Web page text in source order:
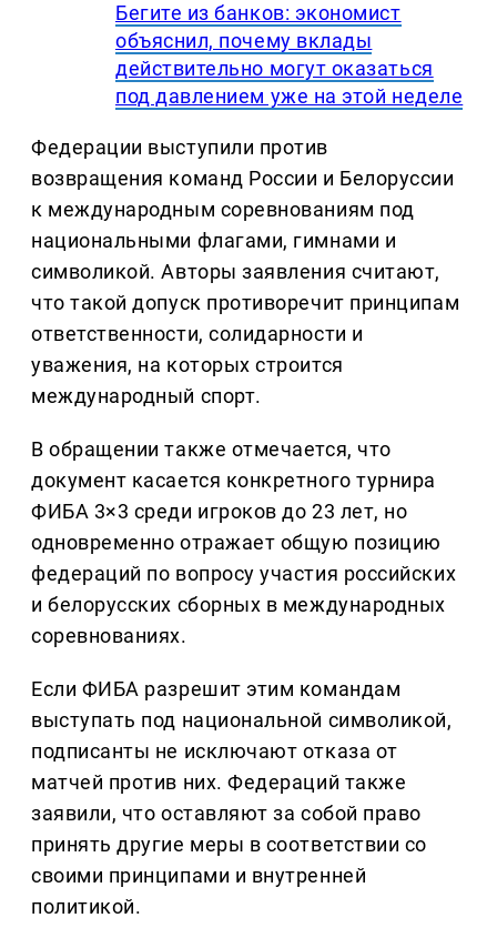
Бегите из банков: экономист
объяснил, почему вклады
действительно могут оказаться
под давлением уже на этой неделе
Федерации выступили против
возвращения команд России и Белоруссии
к международным соревнованиям под
национальными флагами, гимнами и
символикой. Авторы заявления считают,
что такой допуск противоречит принципам
ответственности, солидарности и
уважения, на которых строится
международный спорт.
В обращении также отмечается, что
документ касается конкретного турнира
ФИБА 3×3 среди игроков до 23 лет, но
одновременно отражает общую позицию
федераций по вопросу участия российских
и белорусских сборных в международных
соревнованиях.
Если ФИБА разрешит этим командам
выступать под национальной символикой,
подписанты не исключают отказа от
матчей против них. Федераций также
заявили, что оставляют за собой право
принять другие меры в соответствии со
своими принципами и внутренней
политикой.